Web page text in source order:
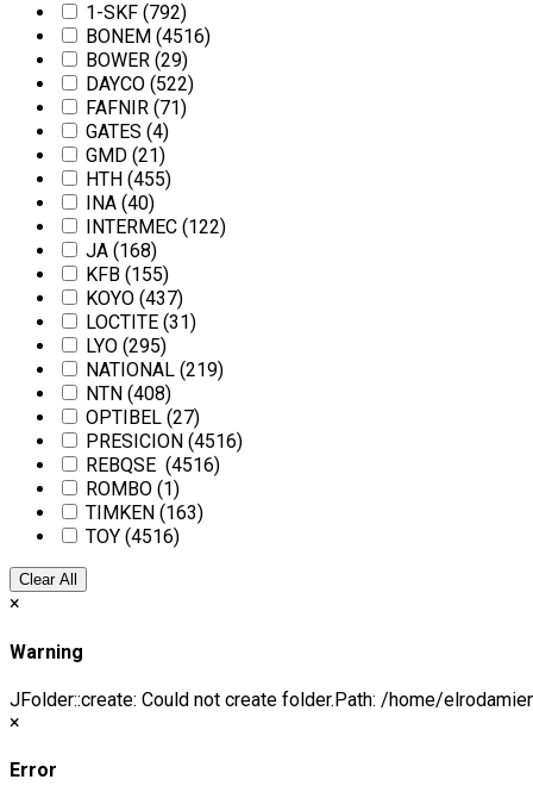
1-SKF (792)
BONEM (4516)
BOWER (29)
DAYCO (522)
FAFNIR (71)
GATES (4)
GMD (21)
HTH (455)
INA (40)
INTERMEC (122)
JA (168)
KFB (155)
KOYO (437)
LOCTITE (31)
LYO (295)
NATIONAL (219)
NTN (408)
OPTIBEL (27)
PRESICION (4516)
REBQSE (4516)
ROMBO (1)
TIMKEN (163)
TOY (4516)
Clear All
×
Warning
JFolder::create: Could not create folder.Path: /home/
×
Error